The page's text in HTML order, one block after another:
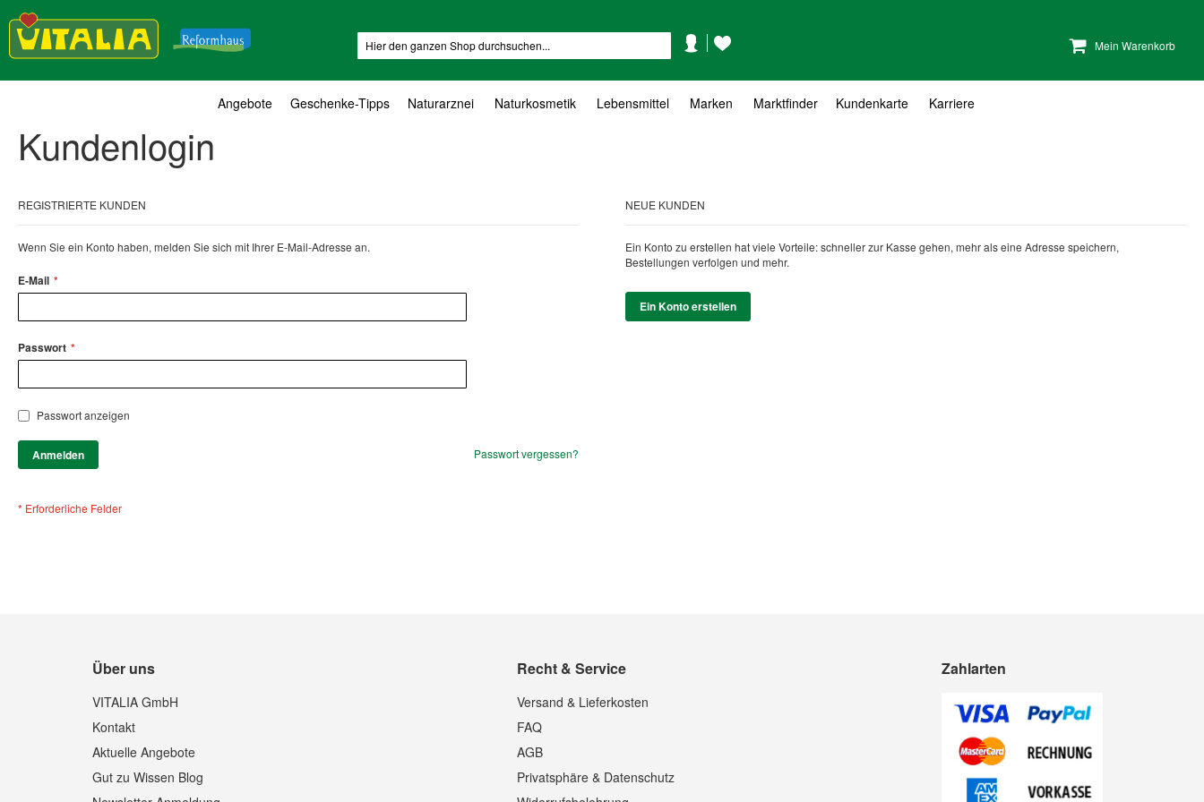
Mein Warenkorb
KontoWunschzettel
Angebote Geschenke-Tipps Naturarznei Naturkosmetik Lebensmittel Marken Marktfinder Kundenkarte Karriere
Kundenlogin
REGISTRIERTE KUNDEN
Wenn Sie ein Konto haben, melden Sie sich mit Ihrer E-Mail-Adresse an.
E-Mail
Passwort
Passwort anzeigen
Anmelden Passwort vergessen?
NEUE KUNDEN
Ein Konto zu erstellen hat viele Vorteile: schneller zur Kasse gehen, mehr als eine Adresse speichern,
Bestellungen verfolgen und mehr.
Ein Konto erstellen
Über uns
VITALIA GmbH
Kontakt
Aktuelle Angebote
Gut zu Wissen Blog
Recht & Service
Versand & Lieferkosten
FAQ
AGB
Privatsphäre & Datenschutz
Zahlarten